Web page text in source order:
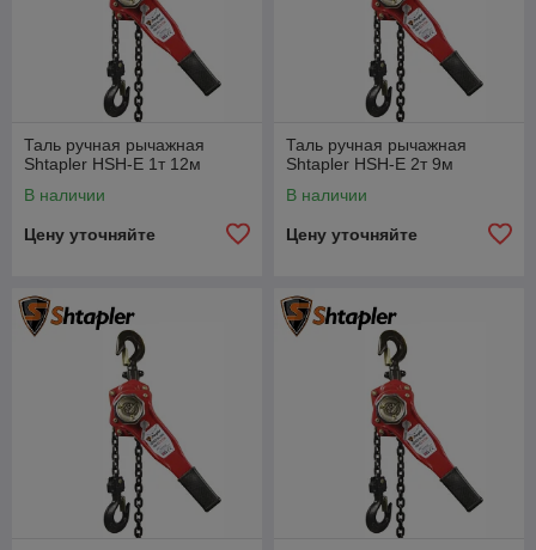
Таль ручная рычажная
Shtapler HSH-E 1т 12м
В наличии
Цену уточняйте
Таль ручная рычажная
Shtapler HSH-E 2т 9м
В наличии
Цену уточняйте